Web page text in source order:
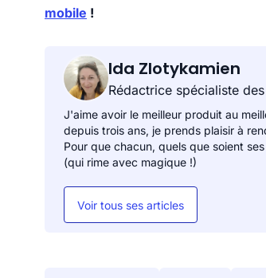
mobile !
Ida Zlotykamien
Rédactrice spécialiste
J'aime avoir le meilleur produit au
depuis trois ans, je prends plaisir à
Pour que chacun, quels que soient
(qui rime avec magique !)
Voir tous ses articles